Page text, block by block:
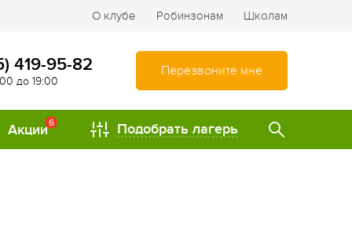
О клубе Робинзонам Школам
419-95-82
до 19:00
Перезвоните мне
Акции6 Подобрать лагерь